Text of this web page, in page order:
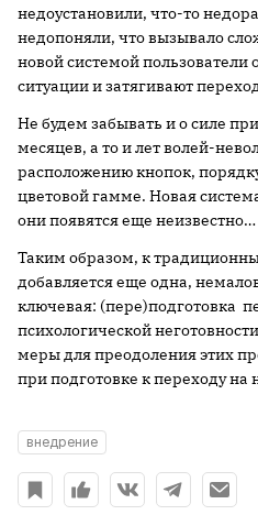
недоустановили, что-то
недопоняли, что вызывало
новой системой пользователи
ситуации и затягивают
Не будем забывать и о силе
месяцев, а то и лет волей-
расположению кнопок,
цветовой гамме. Новая
они появятся еще неизвестно…
Таким образом, к
добавляется еще одна,
ключевая: (пере)подготовка
психологической
меры для преодоления этих
при подготовке к переходу на
внедрение